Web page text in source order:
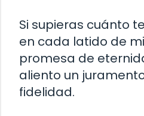
Si supieras cuánto
en cada latido de
promesa de
aliento un
fidelidad.